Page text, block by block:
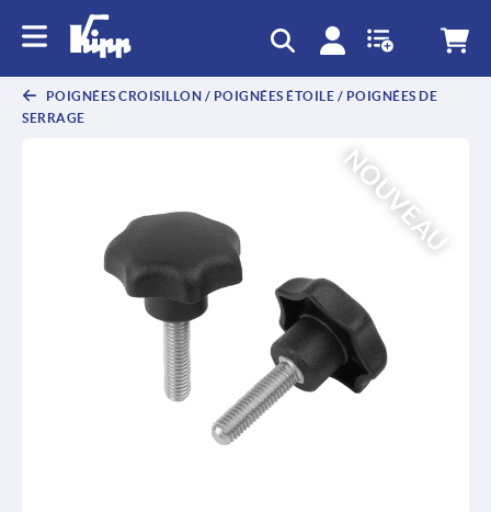
POIGNÉES CROISILLON / POIGNÉES ÉTOILE / POIGNÉES DE
SERRAGE
NOUVEAU